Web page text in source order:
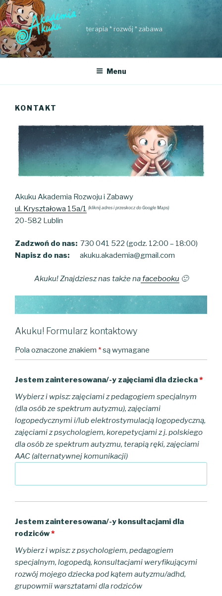
Przejdź
do
treści
terapia * rozwój * zabawa
Menu
KONTAKT
Akuku Akademia Rozwoju i Zabawy
ul. Kryształowa 15a/1 (kliknij adres i przeskocz do Google Maps)
20-582 Lublin
Zadzwoń do nas: 730 041 522 (godz. 12:00 – 18:00)
Napisz do nas: akuku.akademia@gmail.com
Akuku! Znajdziesz nas także nafacebooku 🙂
Akuku! Formularz kontaktowy
Pola oznaczone znakiem *są wymagane
Jestem zainteresowana/-y zajęciami dla dziecka*
Wybierz i wpisz: zajęciami z pedagogiem specjalnym
(dla osób ze spektrum autyzmu), zajęciami
logopedycznymi i/lub elektrostymulacją logopedyczną,
zajęciami z psychologiem, korepetycjami z j. polskiego
dla osób ze spektrum autyzmu, terapią ręki, zajęciami
AAC (alternatywnej komunikacji)
Jestem zainteresowana/-y konsultacjami dla
rodziców*
Wybierz i wpisz: z psychologiem, pedagogiem
specjalnym, logopedą, konsultacjami weryfikującymi
rozwój mojego dziecka pod kątem autyzmu/adhd,
grupowmii warsztatami dla rodziców